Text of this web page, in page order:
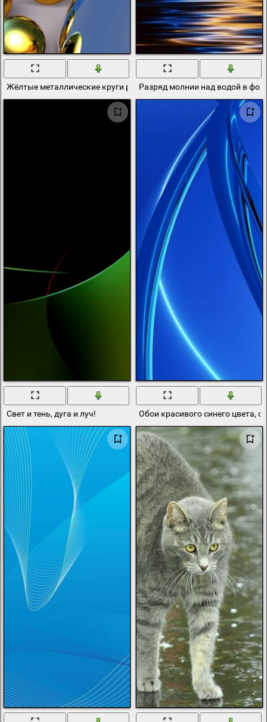
Жёлтые металлические круги рядом с голубыми дугами
Разряд молнии над водой в
Свет и тень, дуга и луч! Обои красивого синего цвета,